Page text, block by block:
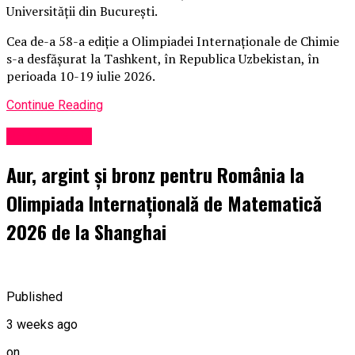
Universității din București.
Cea de-a 58-a ediție a Olimpiadei Internaționale de Chimie
s-a desfășurat la Tashkent, în Republica Uzbekistan, în
perioada 10-19 iulie 2026.
Continue Reading
Aur, argint și bronz pentru România la
Olimpiada Internațională de Matematică
2026 de la Shanghai
Published
3 weeks ago